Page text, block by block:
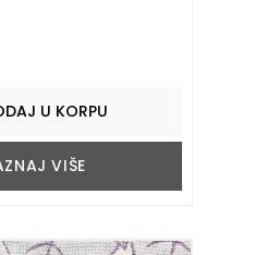
U KORPU
VIŠE